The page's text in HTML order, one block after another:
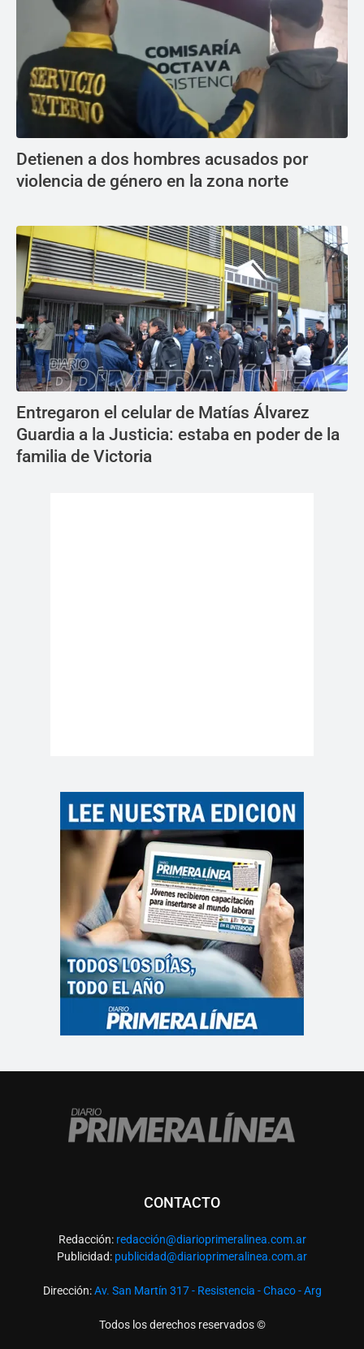
Detienen a dos hombres acusados por
violencia de género en la zona norte
Entregaron el celular de Matías Álvarez
Guardia a la Justicia: estaba en poder de la
familia de Victoria
CONTACTO
Redacción: redacción@diarioprimeralinea.com.ar
Publicidad: publicidad@diarioprimeralinea.com.ar
Dirección:Av. San Martín 317 - Resistencia - Chaco - Arg
Todos los derechos reservados ©